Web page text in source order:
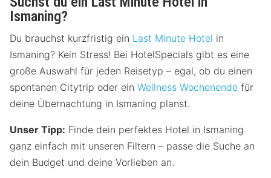
Ismaning?
Du brauchst kurzfristig ein Last Minute Hotel in
Ismaning? Kein Stress! Bei HotelSpecials gibt es eine
große Auswahl für jeden Reisetyp – egal, ob du einen
spontanen Citytrip oder ein Wellness Wochenende für
deine Übernachtung in Ismaning planst.
Unser Tipp: Finde dein perfektes Hotel in Ismaning
ganz einfach mit unseren Filtern – passe die Suche an
dein Budget und deine Vorlieben an.